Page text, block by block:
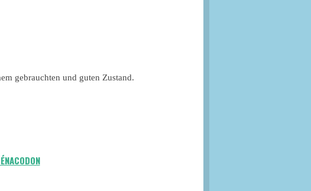
gebrauchten und guten Zustand.